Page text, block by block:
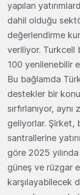
yapılan
dahil olduğu
değerlendirme
veriliyor. Turkcell
100 yenilenebilir
Bu bağlamda
destekler bir
sırfırlanıyor,
geliyorlar. Şirket,
santrallerine
göre 2025
güneş ve rüzgar
karşılayabilecek